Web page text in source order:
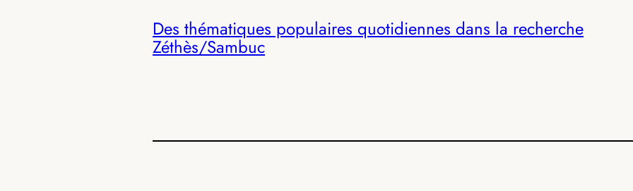
Des thématiques populaires quotidiennes dans la recherche
Zéthès/Sambuc